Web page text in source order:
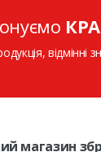
магазин